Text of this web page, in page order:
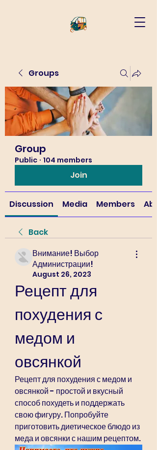
Groups
Group
Public · 104 members
Join
Discussion Media Members
Back
Внимание! Выбор
Администрации!
August 26, 2023
Рецепт для
похудения с
медом и
овсянкой
Рецепт для похудения с медом и
овсянкой - простой и вкусный
способ похудеть и поддержать
свою фигуру. Попробуйте
приготовить диетическое блюдо из
меда и овсянки с нашим рецептом.